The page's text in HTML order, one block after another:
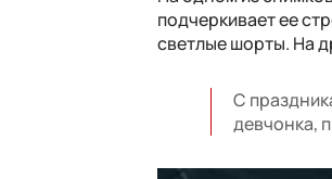
подчеркивает ее
светлые шорты. На
С
девчонка,